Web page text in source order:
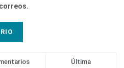
Última